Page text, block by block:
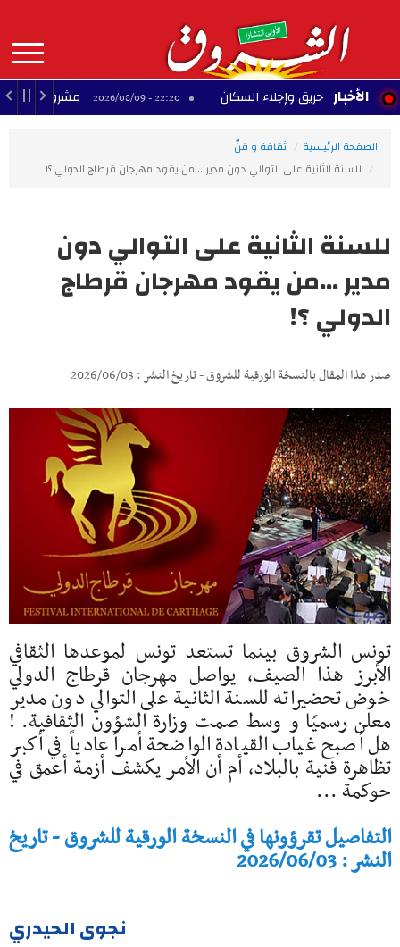
contenu
principal
MAIN
NAVIGATION الأخبار
حريق وإجلاء السكان مشروع تجاري متوقف
الصفحة الرئيسية
ثقافة و فنّ
للسنة الثانية على التوالي دون مدير ...من يقود مهرجان قرطاج الدولي ؟!
للسنة الثانية على التوالي دون
مدير ...من يقود مهرجان قرطاج
الدولي ؟!
صدر هذا المقال بالنسخة الورقية للشروق - تاريخ النشر : 2026/06/03
تونس الشروق بينما تستعد تونس لموعدها الثقافي
الأبرز هذا الصيف، يواصل مهرجان قرطاج الدولي
خوض تحضيراته للسنة الثانية على التوالي دون مدير
معلن رسميًا و وسط صمت وزارة الشؤون الثقافية. !
هل أصبح غياب القيادة الواضحة أمراً عادياً في أكبر
تظاهرة فنية بالبلاد، أم أن الأمر يكشف أزمة أعمق في
حوكمة ...
التفاصيل تقرؤونها في النسخة الورقية للشروق - تاريخ
النشر : 2026/06/03
نجوى الحيدري